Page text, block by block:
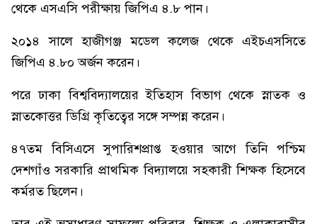
থেকে এসএসি পরীক্ষায় জিপিএ ৪.৮ পান।
২০১৪ সালে হাজীগঞ্জ মডেল কলেজ থেকে এইচএসসিতে
জিপিএ ৪.৮০ অর্জন করেন।
পরে ঢাকা বিশ্ববিদ্যালয়ের ইতিহাস বিভাগ থেকে স্নাতক ও
স্নাতকোত্তর ডিগ্রি কৃতিত্বের সঙ্গে সম্পন্ন করেন।
৪৭তম বিসিএসে সুপারিশপ্রাপ্ত হওয়ার আগে তিনি পশ্চিম
দেশগাঁও সরকারি প্রাথমিক বিদ্যালয়ে সহকারী শিক্ষক হিসেবে
কর্মরত ছিলেন।